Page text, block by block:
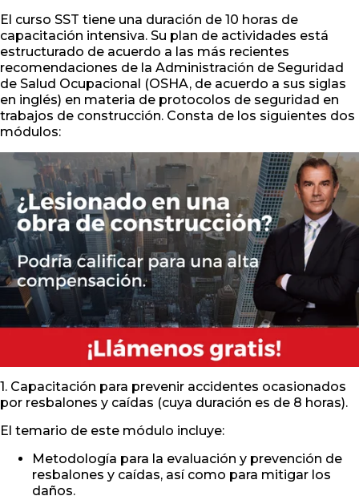
El curso SST tiene una duración de 10 horas de
capacitación intensiva. Su plan de actividades está
estructurado de acuerdo a las más recientes
recomendaciones de la Administración de Seguridad
de Salud Ocupacional (OSHA, de acuerdo a sus siglas
en inglés) en materia de protocolos de seguridad en
trabajos de construcción. Consta de los siguientes dos
módulos:
1. Capacitación para prevenir accidentes ocasionados
por resbalones y caídas (cuya duración es de 8 horas).
El temario de este módulo incluye:
Metodología para la evaluación y prevención de
resbalones y caídas, así como para mitigar los
daños.